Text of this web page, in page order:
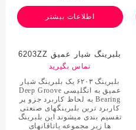
اطلاعات بیشتر
بلبرینگ شیار عمیق 6203ZZ
تماس بگیرید
بلبرینگ ۶۲۰۳ یک بلبرینگ شیار
عمیق به انگلیسی Deep Groove
Bearing به لحاظ کاربرد جزو پر
کاربرد ترین بلبرینگهای صنعتی
تقسیم بندی میشوند این بلبرینگ
ها زیر مجموعه یاتاقانهای